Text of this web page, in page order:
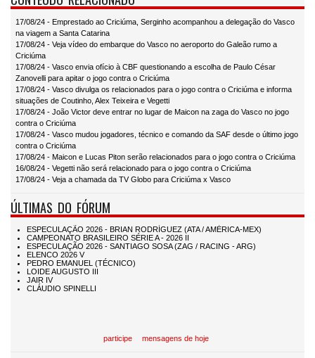
17/08/24 - Emprestado ao Criciúma, Serginho acompanhou a delegação do Vasco
na viagem a Santa Catarina
17/08/24 - Veja vídeo do embarque do Vasco no aeroporto do Galeão rumo a
Criciúma
17/08/24 - Vasco envia ofício à CBF questionando a escolha de Paulo César
Zanovelli para apitar o jogo contra o Criciúma
17/08/24 - Vasco divulga os relacionados para o jogo contra o Criciúma e informa
situações de Coutinho, Alex Teixeira e Vegetti
17/08/24 - João Victor deve entrar no lugar de Maicon na zaga do Vasco no jogo
contra o Criciúma
17/08/24 - Vasco mudou jogadores, técnico e comando da SAF desde o último jogo
contra o Criciúma
17/08/24 - Maicon e Lucas Piton serão relacionados para o jogo contra o Criciúma
16/08/24 - Vegetti não será relacionado para o jogo contra o Criciúma
17/08/24 - Veja a chamada da TV Globo para Criciúma x Vasco
ÚLTIMAS DO FÓRUM
participe mensagens de hoje